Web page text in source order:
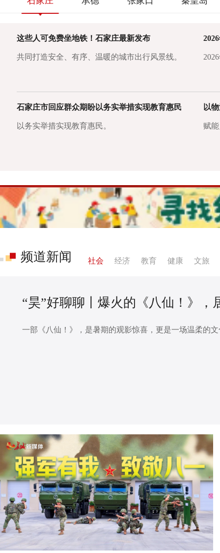
这些人可免费坐地铁！石家庄最新发布
共同打造安全、有序、温暖的城市出行风景线。
石家庄市回应群众期盼以务实举措实现教育惠民
以务实举措实现教育惠民。 赋
频道新闻 社会 经济 教育 健康 文旅
“昊”好聊聊丨爆火的《八仙！》
一部《八仙！》，是暑期的观影惊喜，更是一场温柔的